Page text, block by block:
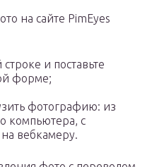
на сайте PimEyes
и поставьте
форме;
фотографию: из
компьютера, с
вебкамеру.